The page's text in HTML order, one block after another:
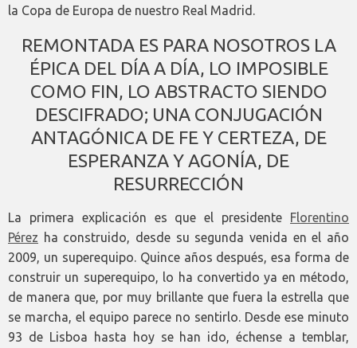
la Copa de Europa de nuestro Real Madrid.
REMONTADA ES PARA NOSOTROS LA
ÉPICA DEL DÍA A DÍA, LO IMPOSIBLE
COMO FIN, LO ABSTRACTO SIENDO
DESCIFRADO; UNA CONJUGACIÓN
ANTAGÓNICA DE FE Y CERTEZA, DE
ESPERANZA Y AGONÍA, DE
RESURRECCIÓN
La primera explicación es que el presidente Florentino
Pérez ha construido, desde su segunda venida en el año
2009, un superequipo. Quince años después, esa forma de
construir un superequipo, lo ha convertido ya en método,
de manera que, por muy brillante que fuera la estrella que
se marcha, el equipo parece no sentirlo. Desde ese minuto
93 de Lisboa hasta hoy se han ido, échense a temblar,